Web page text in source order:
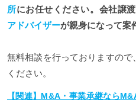
所にお任せください。会社譲
アドバイザーが親身になって案
無料相談を行っておりますの
ください。
【関連】M&A・事業承継なら